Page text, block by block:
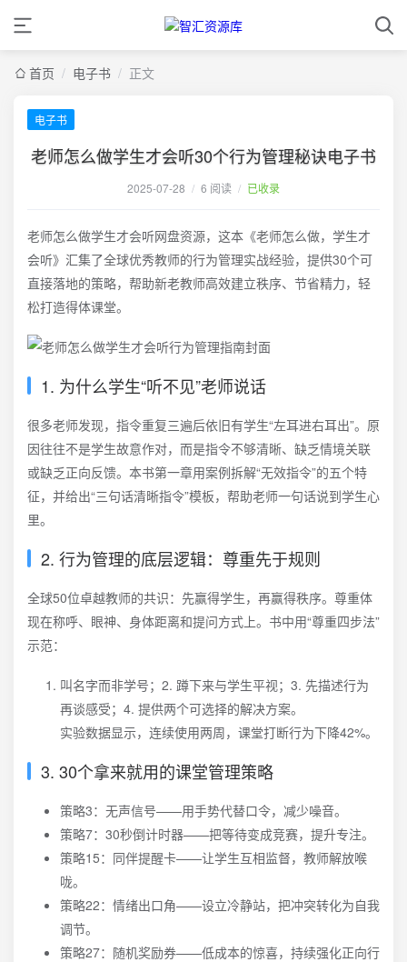
首页 / 电子书 / 正文
电子书
老师怎么做学生才会听30个行为管理秘诀电子书
2025-07-28 / 6 阅读 / 已收录
老师怎么做学生才会听网盘资源，这本《老师怎么做，学生才
会听》汇集了全球优秀教师的行为管理实战经验，提供30个可
直接落地的策略，帮助新老教师高效建立秩序、节省精力，轻
松打造得体课堂。
1. 为什么学生“听不见”老师说话
很多老师发现，指令重复三遍后依旧有学生“左耳进右耳出”。原
因往往不是学生故意作对，而是指令不够清晰、缺乏情境关联
或缺乏正向反馈。本书第一章用案例拆解“无效指令”的五个特
征，并给出“三句话清晰指令”模板，帮助老师一句话说到学生心
里。
2. 行为管理的底层逻辑：尊重先于规则
全球50位卓越教师的共识：先赢得学生，再赢得秩序。尊重体
现在称呼、眼神、身体距离和提问方式上。书中用“尊重四步法”
示范：
叫名字而非学号；2. 蹲下来与学生平视；3. 先描述行为
再谈感受；4. 提供两个可选择的解决方案。
实验数据显示，连续使用两周，课堂打断行为下降42%。
3. 30个拿来就用的课堂管理策略
策略3：无声信号——用手势代替口令，减少噪音。
策略7：30秒倒计时器——把等待变成竞赛，提升专注。
策略15：同伴提醒卡——让学生互相监督，教师解放喉
咙。
策略22：情绪出口角——设立冷静站，把冲突转化为自我
调节。
策略27：随机奖励券——低成本的惊喜，持续强化正向行